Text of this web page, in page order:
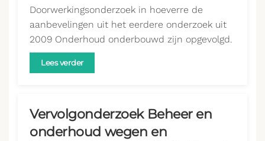
Doorwerkingsonderzoek in hoeverre de
aanbevelingen uit het eerdere onderzoek uit
2009 Onderhoud onderbouwd zijn opgevolgd.
Lees verder
Vervolgonderzoek Beheer en
onderhoud wegen en